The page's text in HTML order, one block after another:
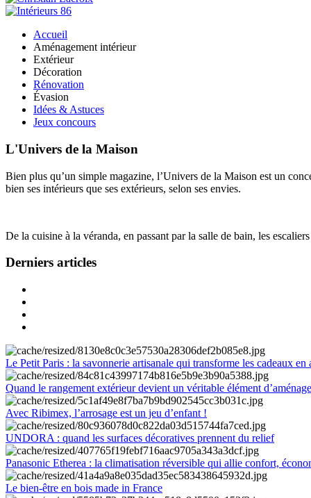
Accueil
Aménagement intérieur
Extérieur
Décoration
Rénovation
Évasion
Idées & Astuces
Jeux concours
L'Univers de la Maison
Bien plus qu’un simple magazine, l’Univers de la Maison est un
bien ses intérieurs que ses extérieurs, selon ses envies.
De la cuisine à la véranda, en passant par la salle de bain, les
Derniers articles
Le Petit Paris : la savonnerie artisanale qui transforme les cadeaux en
Quand le rangement extérieur devient un véritable élément
Avec Ribimex, l’arrosage est un jeu d’enfant !
UNDORA : quand les surfaces décoratives prennent du relief
Panasonic Etherea : la climatisation réversible qui allie confort,
Le bien-être en bois made in France